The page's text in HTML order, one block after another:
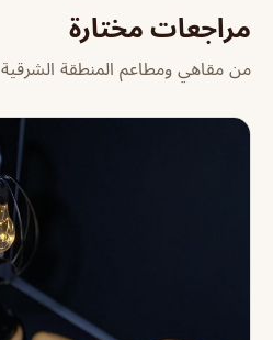
مراجعات مختارة
من مقاهي ومطاعم المنطقة الشرقية